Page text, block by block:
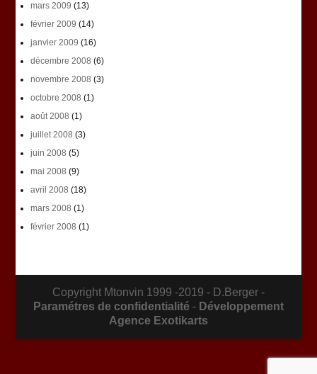
mars 2009 (13)
février 2009 (14)
janvier 2009 (16)
décembre 2008 (6)
novembre 2008 (3)
octobre 2008 (1)
août 2008 (1)
juillet 2008 (3)
juin 2008 (5)
mai 2008 (9)
avril 2008 (18)
mars 2008 (1)
février 2008 (1)
Copyright Mtonvin 1999 -2019 - D.Berger -
Paramétres de confidentialité - Développement
Agence Exotikarts